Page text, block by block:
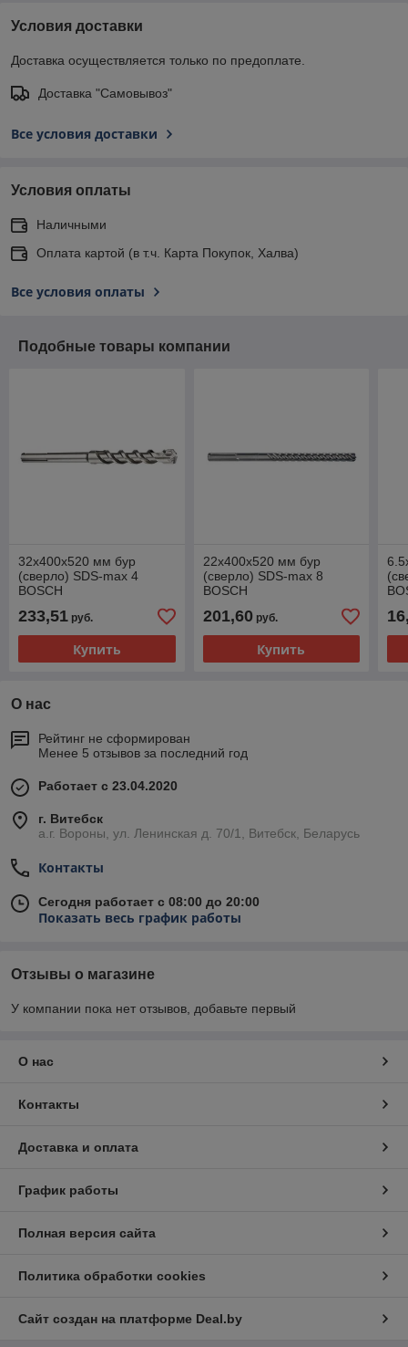
Условия доставки
Доставка осуществляется только по предоплате.
Доставка "Самовывоз"
Все условия доставки
Условия оплаты
Наличными
Оплата картой (в т.ч. Карта Покупок, Халва)
Все условия оплаты
Подобные товары компании
32х400х520 мм бур
(сверло) SDS-max 4
BOSCH
233,51 руб.
Купить
22х400х520 мм бур
(сверло) SDS-max 8
BOSCH
201,60руб.
Купить
О нас
Рейтинг не сформирован
Менее 5 отзывов за последний год
Работает с 23.04.2020
г. Витебск
а.г. Вороны, ул. Ленинская д. 70/1, Витебск, Беларусь
Контакты
Сегодня работает с 08:00 до 20:00
Показать весь график работы
Отзывы о магазине
У компании пока нет отзывов, добавьте первый
О нас
Контакты
Доставка и оплата
График работы
Полная версия сайта
Политика обработки cookies
Сайт создан на платформе Deal.by